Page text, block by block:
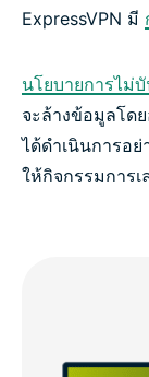
ExpressVPN มี
นโยบายการไม่
จะล้างข้อมูลโด
ได้ดำเนินการอ
ให้กิจกรรมการ